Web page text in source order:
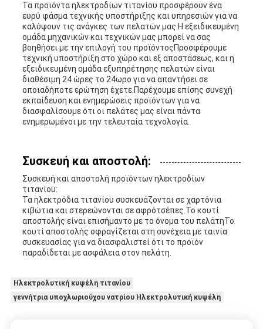
Τα προϊόντα ηλεκτροδίων τιτανίου προσφέρουν ένα
ευρύ φάσμα τεχνικής υποστήριξης και υπηρεσιών για να
καλύψουν τις ανάγκες των πελατών μας.Η εξειδικευμένη
ομάδα μηχανικών και τεχνικών μας μπορεί να σας
βοηθήσει με την επιλογή του προϊόντοςΠροσφέρουμε
τεχνική υποστήριξη στο χώρο και εξ αποστάσεως, και η
εξειδικευμένη ομάδα εξυπηρέτησης πελατών είναι
διαθέσιμη 24 ώρες το 24ωρο για να απαντήσει σε
οποιαδήποτε ερώτηση έχετε.Παρέχουμε επίσης συνεχή
εκπαίδευση και ενημερώσεις προϊόντων για να
διασφαλίσουμε ότι οι πελάτες μας είναι πάντα
ενημερωμένοι με την τελευταία τεχνολογία.
Συσκευή και αποστολή:
Συσκευή και αποστολή προϊόντων ηλεκτροδίων
τιτανίου:
Τα ηλεκτρόδια τιτανίου συσκευάζονται σε χαρτόνια
κιβώτια και στερεώνονται σε αφρότσέπες.Το κουτί
αποστολής είναι επισήμαντο με το όνομα του πελάτηΤο
κουτί αποστολής σφραγίζεται στη συνέχεια με ταινία
συσκευασίας για να διασφαλιστεί ότι το προϊόν
παραδίδεται με ασφάλεια στον πελάτη.
Ηλεκτρολυτική κυψέλη τιτανίου
γεννήτρια υποχλωριούχου νατρίου Ηλεκτρολυτική κυψέλη